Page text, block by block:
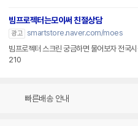
빔프로젝터는모이써 친절상담
광고 smartstore.naver.com/moes
빔프로젝터 스크린 궁금하면 물어보자 전
210
빠른배송 안내